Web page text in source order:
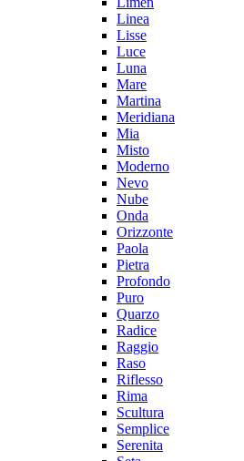
Linea
Lisse
Luce
Luna
Mare
Martina
Meridiana
Mia
Misto
Moderno
Nevo
Nube
Onda
Orizzonte
Paola
Pietra
Profondo
Puro
Quarzo
Radice
Raggio
Raso
Riflesso
Rima
Scultura
Semplice
Serenita